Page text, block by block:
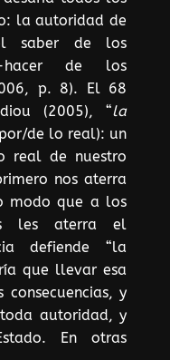
la autoridad de
saber de los
de los
p. 8). El 68
(2005), “la
de lo real): un
real de nuestro
nos aterra
modo que a los
les aterra el
defiende “la
que llevar esa
y
autoridad, y
En otras